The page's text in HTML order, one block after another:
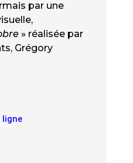
par une
» réalisée par
Grégory
ligne